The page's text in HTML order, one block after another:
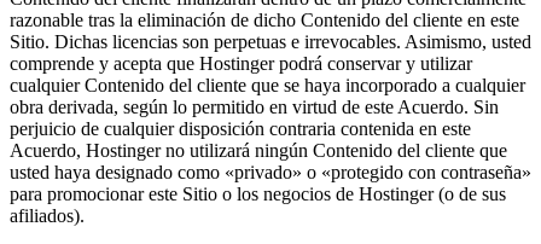
razonable tras la eliminación de dicho Contenido del cliente en este
Sitio. Dichas licencias son perpetuas e irrevocables. Asimismo, usted
comprende y acepta que Hostinger podrá conservar y utilizar
cualquier Contenido del cliente que se haya incorporado a cualquier
obra derivada, según lo permitido en virtud de este Acuerdo. Sin
perjuicio de cualquier disposición contraria contenida en este
Acuerdo, Hostinger no utilizará ningún Contenido del cliente que
usted haya designado como «privado» o «protegido con contraseña»
para promocionar este Sitio o los negocios de Hostinger (o de sus
afiliados).